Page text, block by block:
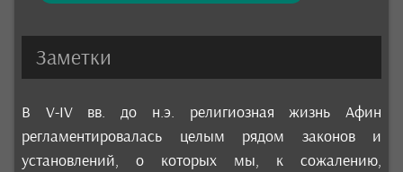
Заметки
В V-IV вв. до н.э. религиозная жизнь Афин
регламентировалась целым рядом законов и
установлений, о которых мы, к сожалению,